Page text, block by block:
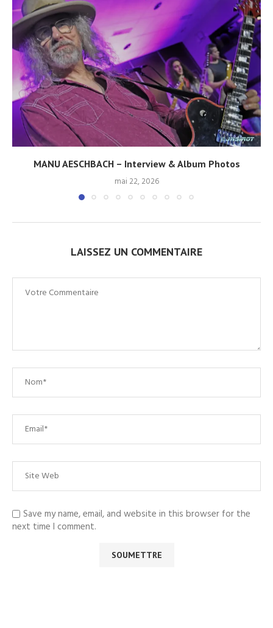
MANU AESCHBACH – Interview & Album Photos
mai 22, 2026
LAISSEZ UN COMMENTAIRE
Save my name, email, and website in this browser for the
next time I comment.